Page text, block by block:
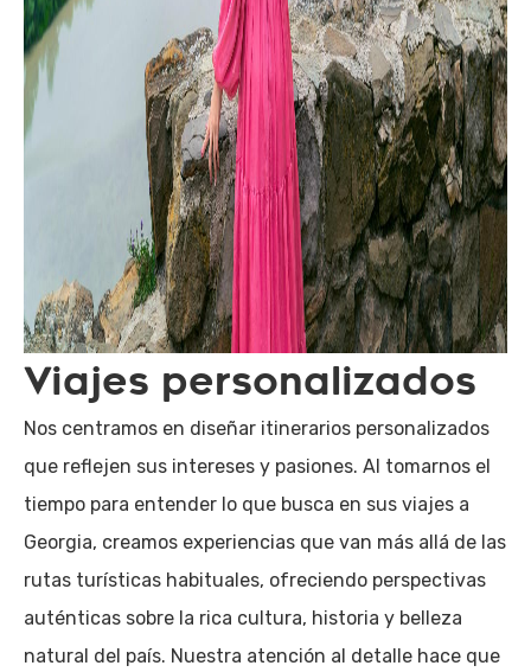
Viajes personalizados
Nos centramos en diseñar itinerarios personalizados
que reflejen sus intereses y pasiones. Al tomarnos el
tiempo para entender lo que busca en sus viajes a
Georgia, creamos experiencias que van más allá de las
rutas turísticas habituales, ofreciendo perspectivas
auténticas sobre la rica cultura, historia y belleza
natural del país. Nuestra atención al detalle hace que